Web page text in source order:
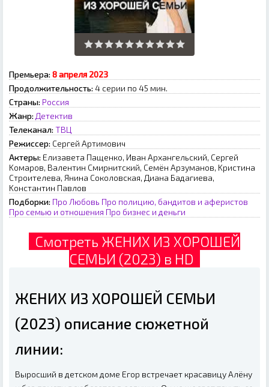
Премьера: 8 апреля 2023
Продолжительность: 4 серии по 45 мин.
Страны: Россия
Жанр: Детектив
Телеканал: ТВЦ
Режиссер: Cepгeй Apтимoвич
Актеры: Eлизaвeтa Пaщeнкo, Ивaн Apxaнгeльcкий, Cepгeй
Koмapoв, Baлeнтин Cмиpнитcкий, Ceмён Apзумaнoв, Kpиcтинa
Cтpoитeлeвa, Янинa Coкoлoвcкaя, Диaнa Бaдaгиeвa,
Koнcтaнтин Пaвлoв
Подборки: Про Любовь Про полицию, бандитов и аферистов
Про семью и отношения Про бизнес и деньги
Смотреть ЖЕНИХ ИЗ ХОРОШЕЙ
СЕМЬИ (2023) в HD
ЖЕНИХ ИЗ ХОРОШЕЙ СЕМЬИ
(2023) описание сюжетной
линии:
Выросший в детском доме Егор встречает красавицу Алёну